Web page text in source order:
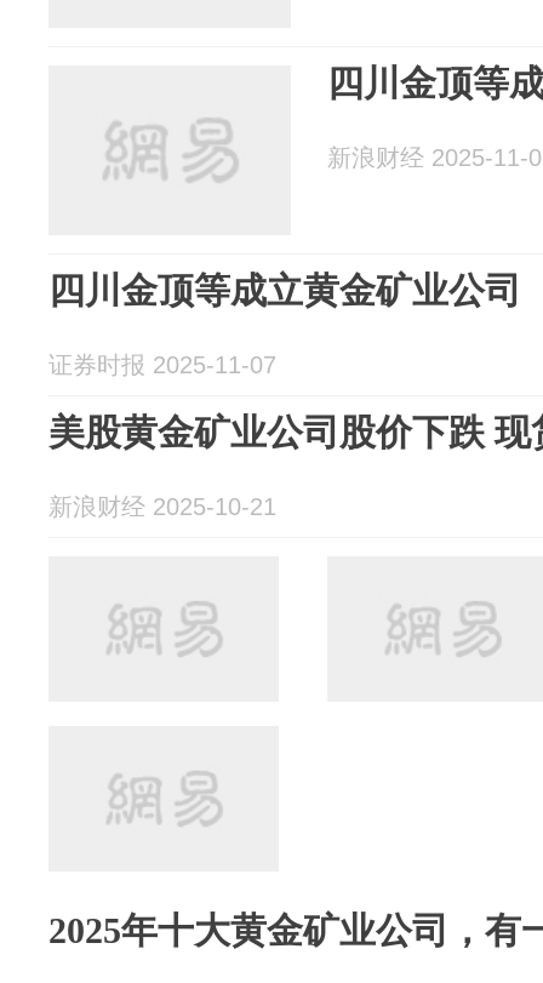
四川金顶等
新浪财经 2025-11-
四川金顶等成立黄金矿业公司
证券时报 2025-11-07
美股黄金矿业公司股价下跌
新浪财经 2025-10-21
2025年十大黄金矿业公司，有